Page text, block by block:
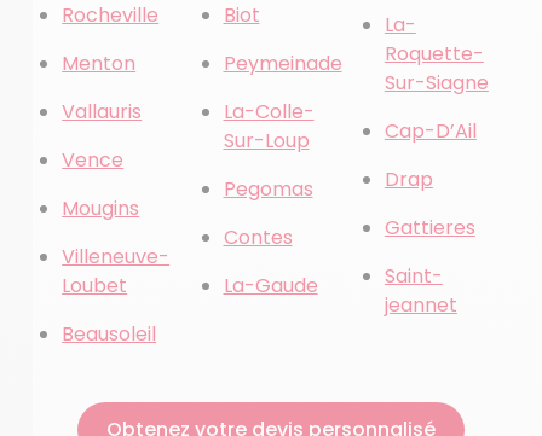
Rocheville
Menton
Vallauris
Vence
Mougins
Villeneuve-
Loubet
Beausoleil
Biot
Peymeinade
La-Colle-
Sur-Loup
Pegomas
Contes
La-Gaude
La-
Roquette-
Sur-Siagne
Cap-D’Ail
Drap
Gattieres
Saint-
jeannet
Obtenez votre devis personnalisé